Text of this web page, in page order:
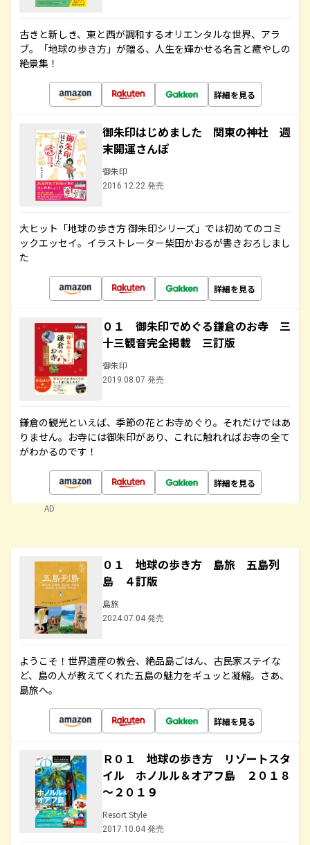
古きと新しき、東と西が調和するオリエンタルな世界、アラ
ブ。「地球の歩き方」が贈る、人生を輝かせる名言と癒やしの
絶景集！
詳細を見る
御朱印はじめました 関東の神社 週
末開運さんぽ
御朱印
2016.12.22 発売
大ヒット「地球の歩き方 御朱印シリーズ」では初めてのコミ
ックエッセイ。イラストレーター柴田かおるが書きおろしまし
た
詳細を見る
０１ 御朱印でめぐる鎌倉のお寺 三
十三観音完全掲載 三訂版
御朱印
2019.08.07 発売
鎌倉の観光といえば、季節の花とお寺めぐり。それだけではあ
りません。お寺には御朱印があり、これに触れればお寺の全て
がわかるのです！
詳細を見る
AD
０１ 地球の歩き方 島旅 五島列
島 ４訂版
島旅
2024.07.04 発売
ようこそ！世界遺産の教会、絶品島ごはん、古民家ステイな
ど、島の人が教えてくれた五島の魅力をギュッと凝縮。さあ、
島旅へ。
詳細を見る
Ｒ０１ 地球の歩き方 リゾートスタ
イル ホノルル＆オアフ島 ２０１８
～２０１９
Resort Style
2017.10.04 発売